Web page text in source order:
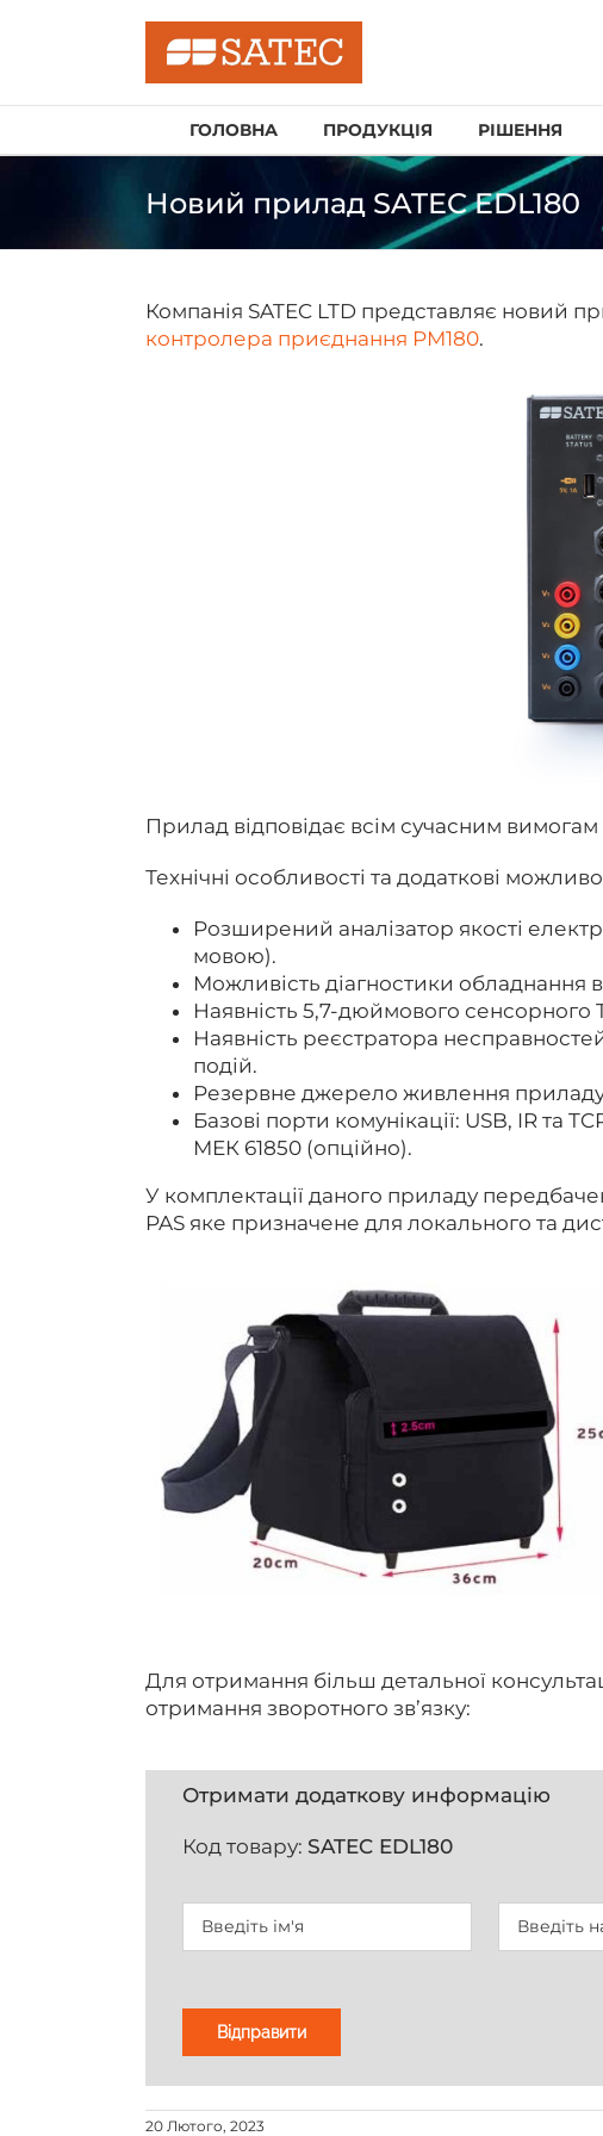
ГОЛОВНА ПРОДУКЦІЯ РІШЕННЯ
Новий прилад SATEC EDL180
Компанія SATEC LTD представляє новий
контролера приєднання РМ180.
Прилад відповідає всім сучасним
Технічні особливості та додаткові
Розширений аналізатор якості
мовою).
Можливість діагностики обладнання
Наявність 5,7-дюймового
Наявність реєстратора
подій.
Резервне джерело живлення
Базові порти комунікації: USB, IR та
МЕК 61850 (опційно).
У комплектації даного приладу
PAS яке призначене для локального та
Для отримання більш детальної
отримання зворотного зв’язку:
Отримати додаткову информацію
Код товару: SATEC EDL180
20 Лютого, 2023